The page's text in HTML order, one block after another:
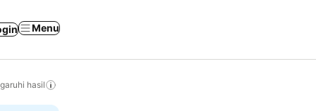
Menu
hasil